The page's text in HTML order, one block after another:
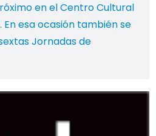
en el Centro Cultural
En esa ocasión también se
Jornadas de